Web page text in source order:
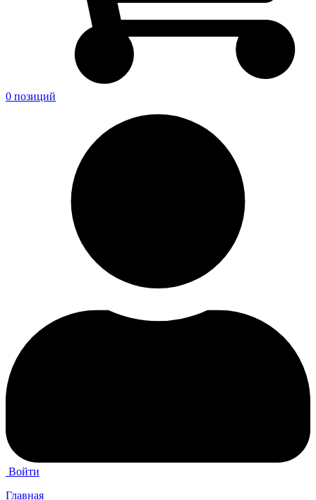
0 позиций
Войти
Главная